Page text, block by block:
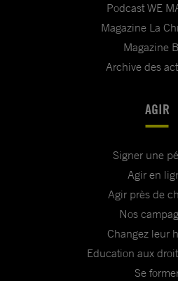
Podcast WE
Magazine La
Magazine
Archive des
AGIR
Signer une
Agir en
Agir près de
Nos
Changez leur
Education aux
Se